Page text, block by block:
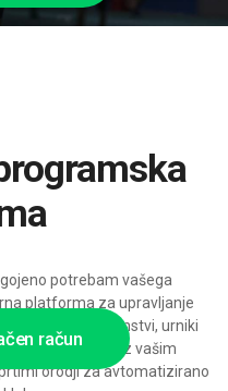
račun
potrebam vašega
platforma za upravljanje
treningov, članstvi, urniki
rasti z vašim
orodji za avtomatizirano